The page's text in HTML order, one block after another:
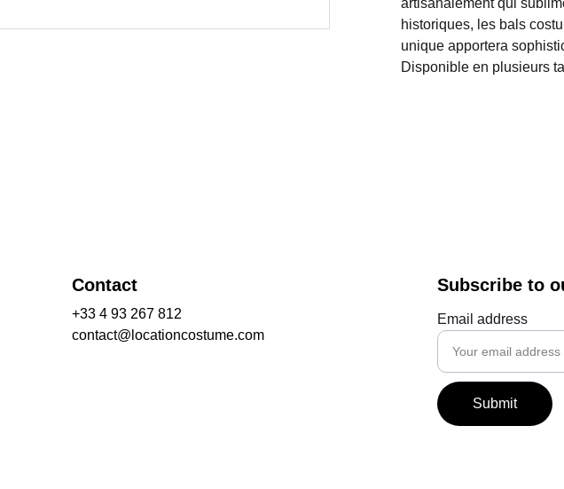
artisanalement qui
historiques, les bals
unique apportera
Disponible en plusieurs
Contact
+33 4 93 267 812
contact@locationcostume.com
Subscribe to
Email address
Submit